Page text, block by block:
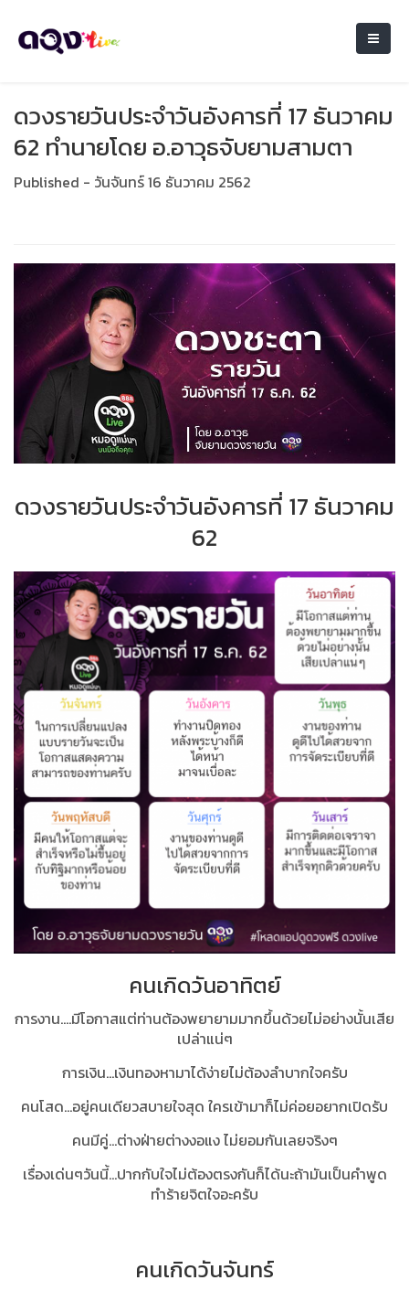
ดวงรายวันประจำวันอังคารที่ 17 ธันวาคม
62 ทำนายโดย อ.อาวุธจับยามสามตา
Published - วันจันทร์ 16 ธันวาคม 2562
ดวงรายวันประจำวันอังคารที่ 17 ธันวาคม
62
คนเกิดวันอาทิตย์
การงาน....มีโอกาสแต่ท่านต้องพยายามมากขึ้นด้วยไม่อย่างนั้นเสีย
เปล่าแน่ๆ
การเงิน...เงินทองหามาได้ง่ายไม่ต้องลำบากใจครับ
คนโสด...อยู่คนเดียวสบายใจสุด ใครเข้ามาก็ไม่ค่อยอยากเปิดรับ
คนมีคู่...ต่างฝ่ายต่างงอแง ไม่ยอมกันเลยจริงๆ
เรื่องเด่นๆวันนี้…ปากกับใจไม่ต้องตรงกันก็ได้นะถ้ามันเป็นคำพูด
ทำร้ายจิตใจอะครับ
คนเกิดวันจันทร์